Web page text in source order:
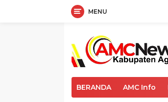
MENU
BERANDA AMC Info